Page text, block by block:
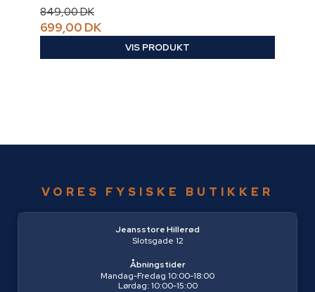
849,00 DK
699,00 DK
VIS PRODUKT
VORES FYSISKE BUTIKKER
Jeansstore Hillerød
Slotsgade 12
Åbningstider
Mandag-Fredag 10:00-18:00
Lørdag: 10:00-15:00